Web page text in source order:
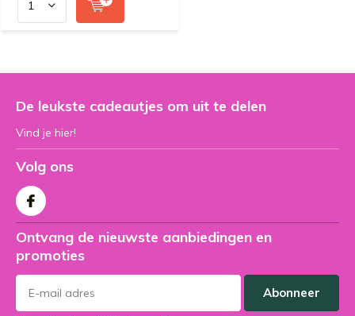
De leukste cadeautjes om uit te delen
Vind je hier!
Volg ons
Ontvang de nieuwste aanbiedingen en
promoties
Abonneer